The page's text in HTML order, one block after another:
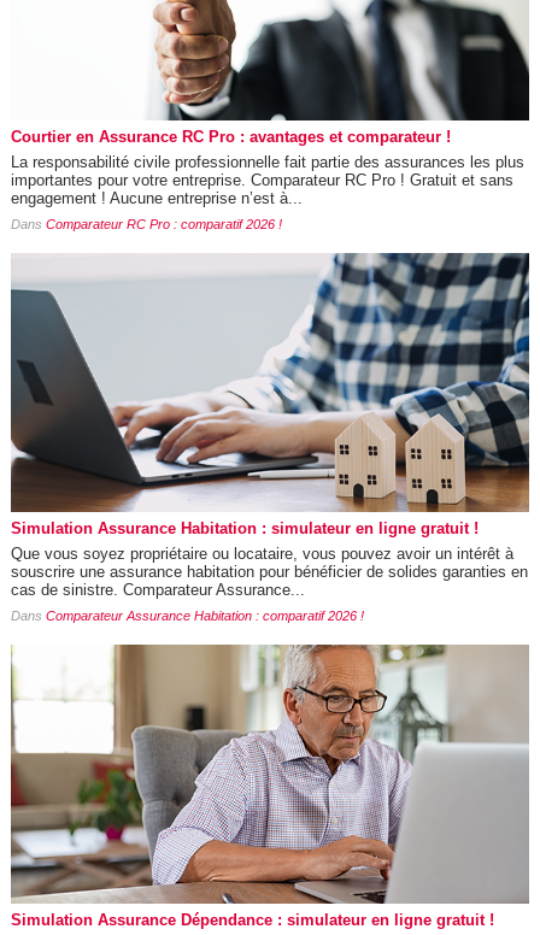
Courtier en Assurance RC Pro : avantages et comparateur !
La responsabilité civile professionnelle fait partie des assurances les plus
importantes pour votre entreprise. Comparateur RC Pro ! Gratuit et sans
engagement ! Aucune entreprise n’est à...
Dans Comparateur RC Pro : comparatif 2026 !
Simulation Assurance Habitation : simulateur en ligne gratuit !
Que vous soyez propriétaire ou locataire, vous pouvez avoir un intérêt à
souscrire une assurance habitation pour bénéficier de solides garanties en
cas de sinistre. Comparateur Assurance...
Dans Comparateur Assurance Habitation : comparatif 2026 !
Simulation Assurance Dépendance : simulateur en ligne gratuit !